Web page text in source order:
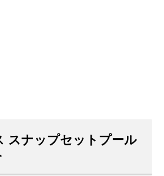
スナップセットプール